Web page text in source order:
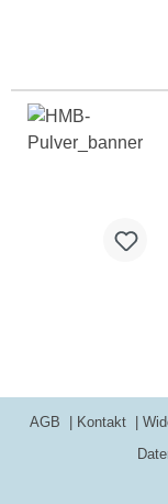
AGB Kontakt